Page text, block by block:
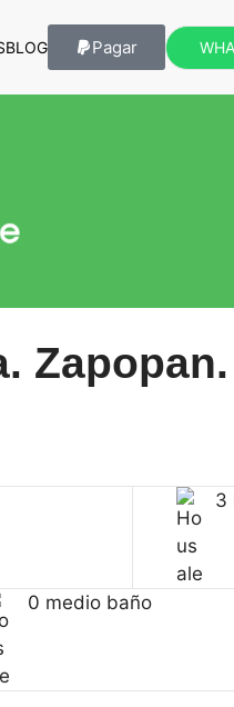
BLOG Pagar
3
0 medio baño